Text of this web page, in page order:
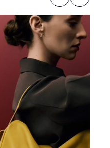
Previous
Next